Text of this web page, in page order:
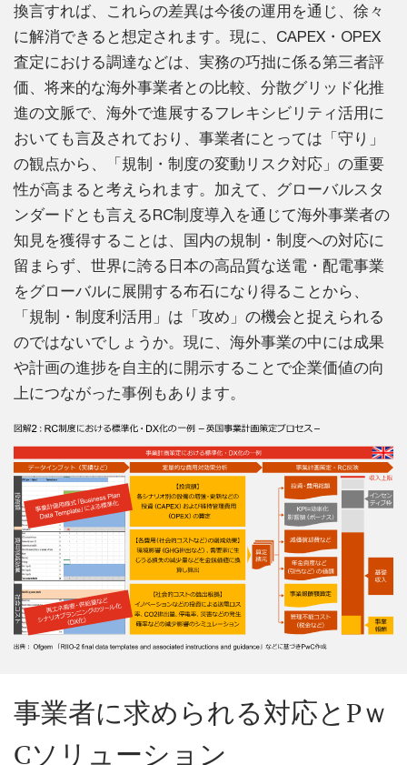
換言すれば、これらの差異は今後の運用を通じ、徐々
に解消できると想定されます。現に、CAPEX・OPEX
査定における調達などは、実務の巧拙に係る第三者評
価、将来的な海外事業者との比較、分散グリッド化推
進の文脈で、海外で進展するフレキシビリティ活用に
おいても言及されており、事業者にとっては「守り」
の観点から、「規制・制度の変動リスク対応」の重要
性が高まると考えられます。加えて、グローバルスタ
ンダードとも言えるRC制度導入を通じて海外事業者の
知見を獲得することは、国内の規制・制度への対応に
留まらず、世界に誇る日本の高品質な送電・配電事業
をグローバルに展開する布石になり得ることから、
「規制・制度利活用」は「攻め」の機会と捉えられる
のではないでしょうか。現に、海外事業の中には成果
や計画の進捗を自主的に開示することで企業価値の向
上につながった事例もあります。
事業者に求められる対応とPｗ
Cソリューション